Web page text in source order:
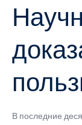
В последние